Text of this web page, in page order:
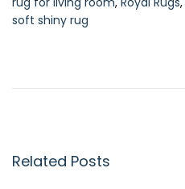
soft shiny rug
s
Related Posts